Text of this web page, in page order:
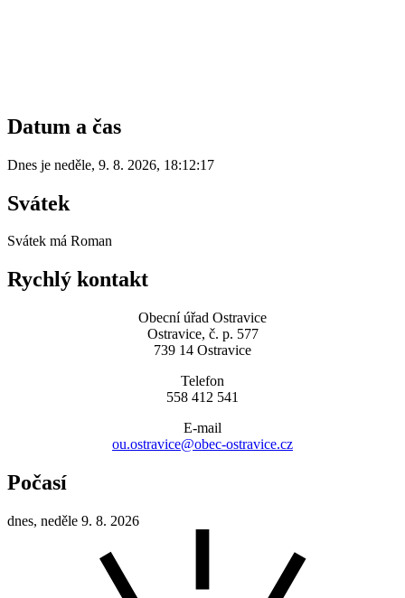
Datum a čas
Dnes je neděle, 9. 8. 2026, 18:12:17
Svátek
Svátek má Roman
Rychlý kontakt
Obecní úřad Ostravice
Ostravice, č. p. 577
739 14 Ostravice
Telefon
558 412 541
E-mail
ou.ostravice@obec-ostravice.cz
Počasí
dnes, neděle 9. 8. 2026